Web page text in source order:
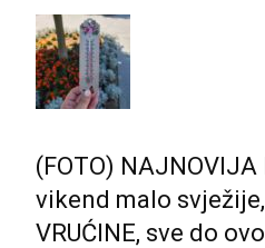
(FOTO) NAJNOVIJA
vikend malo
VRUĆINE, sve do